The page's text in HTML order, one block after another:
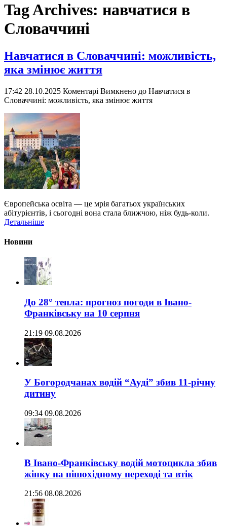
Tag Archives: навчатися в
Словаччині
Навчатися в Словаччині: можливість,
яка змінює життя
17:42 28.10.2025 Коментарі Вимкнено до Навчатися в
Словаччині: можливість, яка змінює життя
Європейська освіта — це мрія багатьох українських
абітурієнтів, і сьогодні вона стала ближчою, ніж будь-коли.
Детальніше
Новини
До 28° тепла: прогноз погоди в Івано-
Франківську на 10 серпня
21:19 09.08.2026
У Богородчанах водій “Ауді” збив 11-річну
дитину
09:34 09.08.2026
В Івано-Франківську водій мотоцикла збив
жінку на пішохідному переході та втік
21:56 08.08.2026